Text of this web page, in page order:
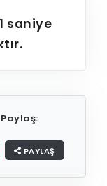
1 saniye
PAYLAŞ